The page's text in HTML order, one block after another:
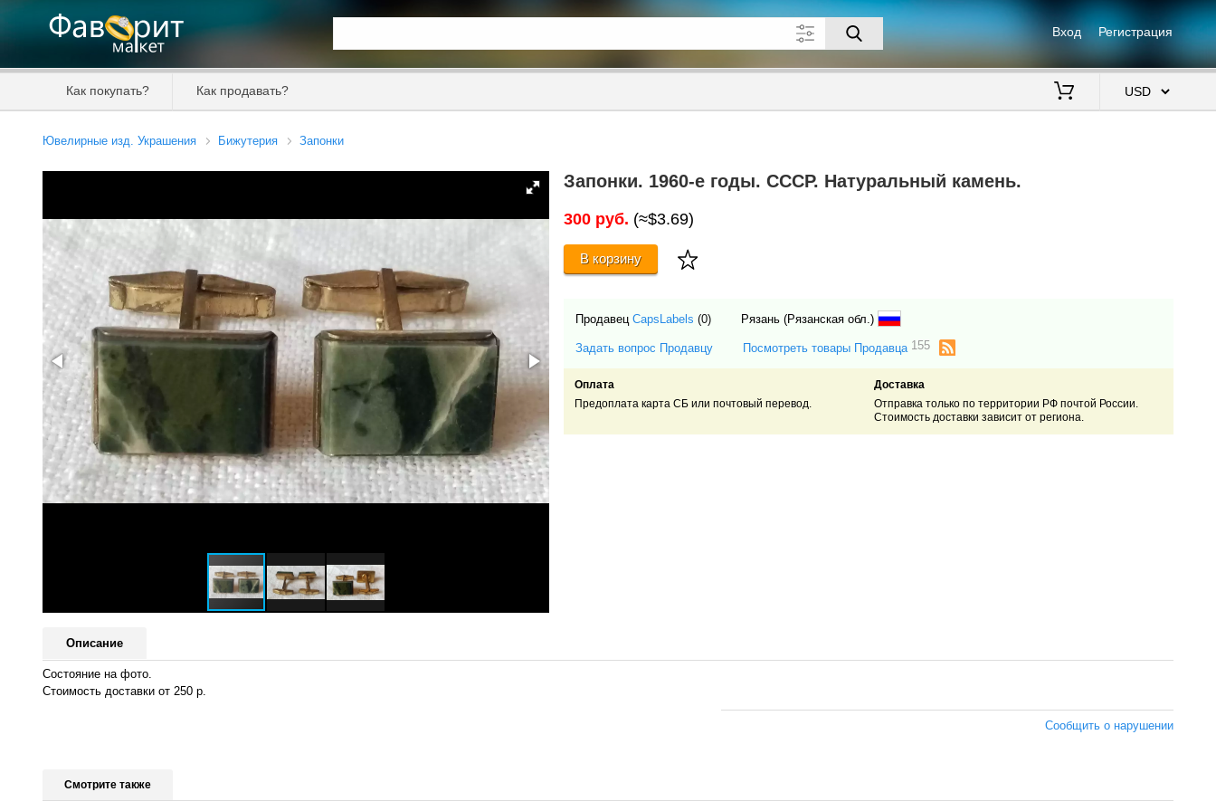
Вход Регистрация
Как покупать? Как продавать?
Ювелирные изд. Украшения Бижутерия Запонки
Запонки. 1960-е годы. СССР. Натуральный камень.
300 руб. (≈$3.69)
В корзину
Продавец CapsLabels (0) Рязань (Рязанская обл.)
Задать вопрос Продавцу Посмотреть товары Продавца 155
Оплата
Предоплата карта СБ или почтовый перевод.
Доставка
Отправка только по территории РФ почтой России.
Стоимость доставки зависит от региона.
Описание
Состояние на фото.
Стоимость доставки от 250 р.
Сообщить о нарушении
Смотрите также